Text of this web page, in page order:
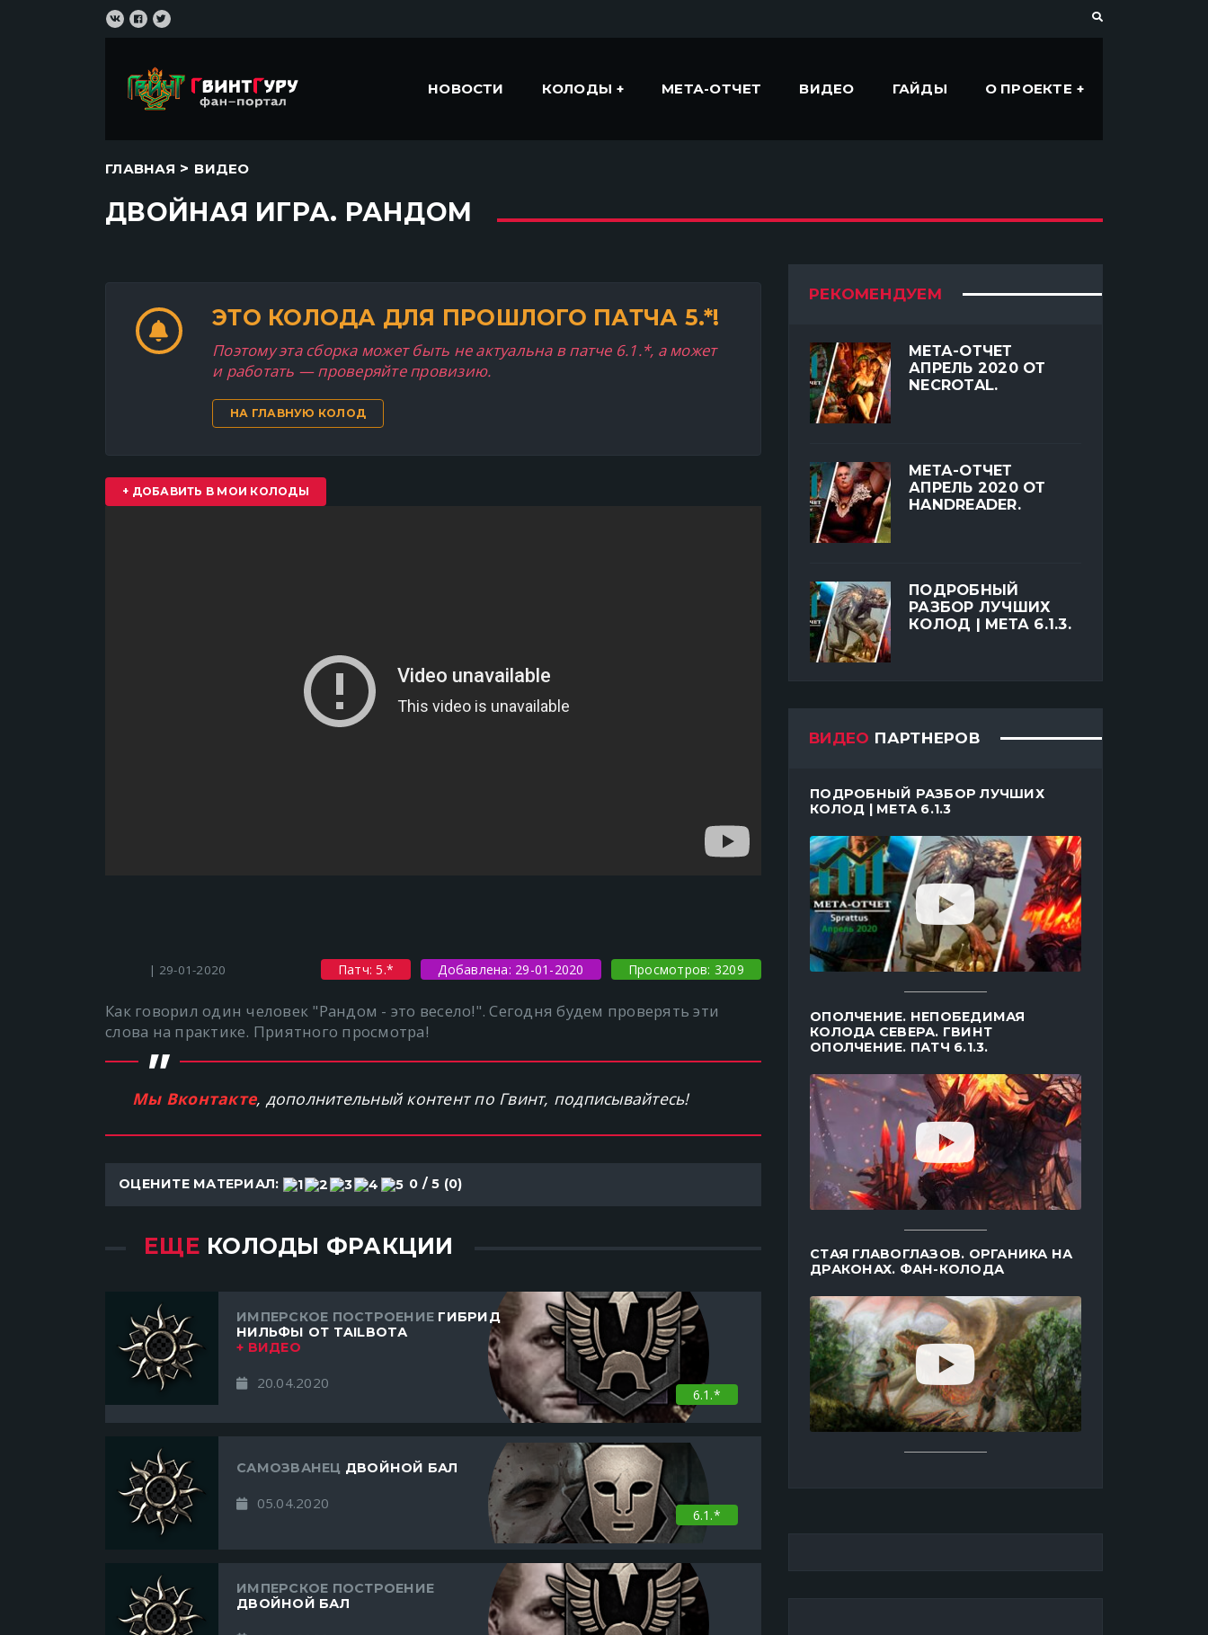
НОВОСТИ КОЛОДЫ МЕТА-ОТЧЕТ ВИДЕО ГАЙДЫ О ПРОЕКТЕ
ГЛАВНАЯ > ВИДЕО
ДВОЙНАЯ ИГРА. РАНДОМ
ЭТО КОЛОДА ДЛЯ ПРОШЛОГО ПАТЧА 5.*!
Поэтому эта сборка может быть не актуальна в патче 6.1.*, а может
и работать — проверяйте провизию.
НА ГЛАВНУЮ КОЛОД
+ ДОБАВИТЬ В МОИ КОЛОДЫ
| 29-01-2020 Патч: 5.* Добавлена: 29-01-2020 Просмотров: 3209
Как говорил один человек "Рандом - это весело!". Сегодня будем проверять эти
слова на практике. Приятного просмотра!
Мы Вконтакте, дополнительный контент по Гвинт, подписывайтесь!
ОЦЕНИТЕ МАТЕРИАЛ: 0 / 5 (0)
ЕЩЕ КОЛОДЫ ФРАКЦИИ
ИМПЕРСКОЕ ПОСТРОЕНИЕ ГИБРИД
НИЛЬФЫ ОТ TAILBOTА
+ ВИДЕО
6.1.*
20.04.2020
САМОЗВАНЕЦ ДВОЙНОЙ БАЛ
6.1.*
05.04.2020
ИМПЕРСКОЕ ПОСТРОЕНИЕ
ДВОЙНОЙ БАЛ
РЕКОМЕНДУЕМ
МЕТА-ОТЧЕТ
АПРЕЛЬ 2020 ОТ
NECROTAL.
МЕТА-ОТЧЕТ
АПРЕЛЬ 2020 ОТ
HANDREADER.
ПОДРОБНЫЙ
РАЗБОР ЛУЧШИХ
КОЛОД | МЕТА 6.1.3.
ВИДЕО ПАРТНЕРОВ
ПОДРОБНЫЙ РАЗБОР ЛУЧШИХ
КОЛОД | МЕТА 6.1.3
ОПОЛЧЕНИЕ. НЕПОБЕДИМАЯ
КОЛОДА СЕВЕРА. ГВИНТ
ОПОЛЧЕНИЕ. ПАТЧ 6.1.3.
СТАЯ ГЛАВОГЛАЗОВ. ОРГАНИКА НА
ДРАКОНАХ. ФАН-КОЛОДА